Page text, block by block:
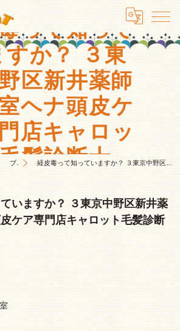
って知って
すか？ ３東
区新井薬師
ヘナ頭皮ケ
店キャロッ
髪診断士
ブログ 経皮毒って知っていますか？ ３東京中野区新井薬師美容室ヘナ頭皮ケア専門店キャロット毛髪診断士
いますか？ ３東京中野区新井薬
ケア専門店キャロット毛髪診断